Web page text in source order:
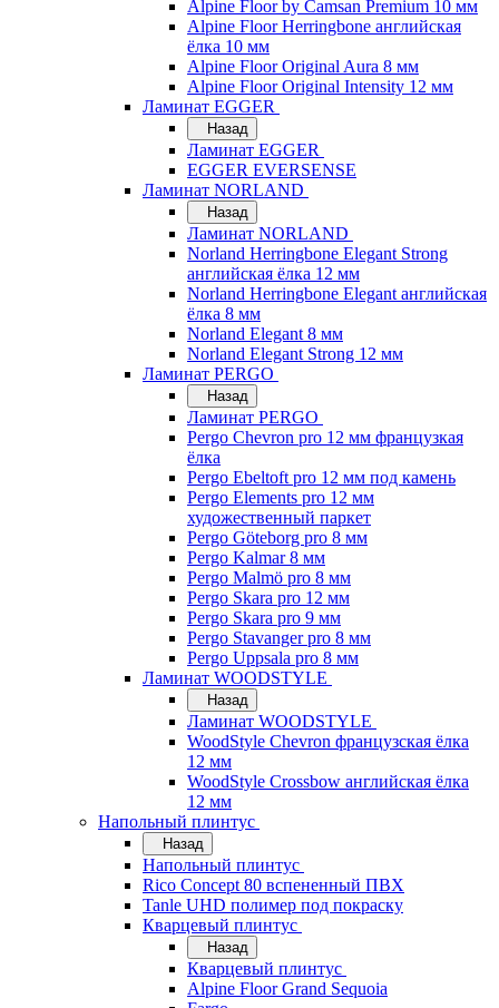
Alpine Floor by Camsan Premium 10 мм
Alpine Floor Herringbone английская
ёлка 10 мм
Alpine Floor Original Aura 8 мм
Alpine Floor Original Intensity 12 мм
Ламинат EGGER
Назад
Ламинат EGGER
EGGER EVERSENSE
Ламинат NORLAND
Назад
Ламинат NORLAND
Norland Herringbone Elegant Strong
английская ёлка 12 мм
Norland Herringbone Elegant английская
ёлка 8 мм
Norland Elegant 8 мм
Norland Elegant Strong 12 мм
Ламинат PERGO
Назад
Ламинат PERGO
Pergo Chevron pro 12 мм французкая
ёлка
Pergo Ebeltoft pro 12 мм под камень
Pergo Elements pro 12 мм
художественный паркет
Pergo Göteborg pro 8 мм
Pergo Kalmar 8 мм
Pergo Malmö pro 8 мм
Pergo Skara pro 12 мм
Pergo Skara pro 9 мм
Pergo Stavanger pro 8 мм
Pergo Uppsala pro 8 мм
Ламинат WOODSTYLE
Назад
Ламинат WOODSTYLE
WoodStyle Chevron французская ёлка
12 мм
WoodStyle Crossbow английская ёлка
12 мм
Напольный плинтус
Назад
Напольный плинтус
Rico Concept 80 вспененный ПВХ
Tanle UHD полимер под покраску
Кварцевый плинтус
Назад
Кварцевый плинтус
Alpine Floor Grand Sequoia